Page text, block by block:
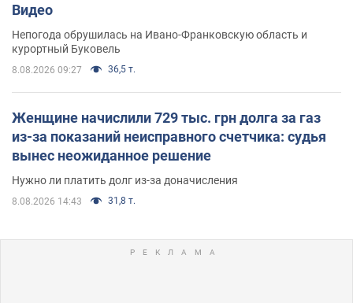
Видео
Непогода обрушилась на Ивано-Франковскую область и
курортный Буковель
8.08.2026 09:27 36,5 т.
Женщине начислили 729 тыс. грн долга за газ
из-за показаний неисправного счетчика: судья
вынес неожиданное решение
Нужно ли платить долг из-за доначисления
8.08.2026 14:43 31,8 т.